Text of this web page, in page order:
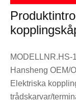
MODELLNR.HS-
Hansheng OEM/
Elektriska
trådskarvar/